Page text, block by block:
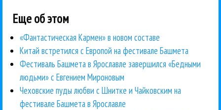
Еще об этом
«Фантастическая Кармен» в новом составе
Китай встретился с Европой на фестивале Башмета
Фестиваль Башмета в Ярославле завершился «Бедными
людьми» с Евгением Мироновым
Чеховские пуды любви с Шнитке и Чайковским на
фестивале Башмета в Ярославле